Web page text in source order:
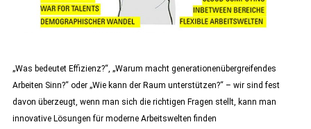
„Was bedeutet Effizienz?“, „Warum macht generationenübergreifendes
Arbeiten Sinn?“ oder „Wie kann der Raum unterstützen?“ – wir sind fest
davon überzeugt, wenn man sich die richtigen Fragen stellt, kann man
innovative Lösungen für moderne Arbeitswelten finden